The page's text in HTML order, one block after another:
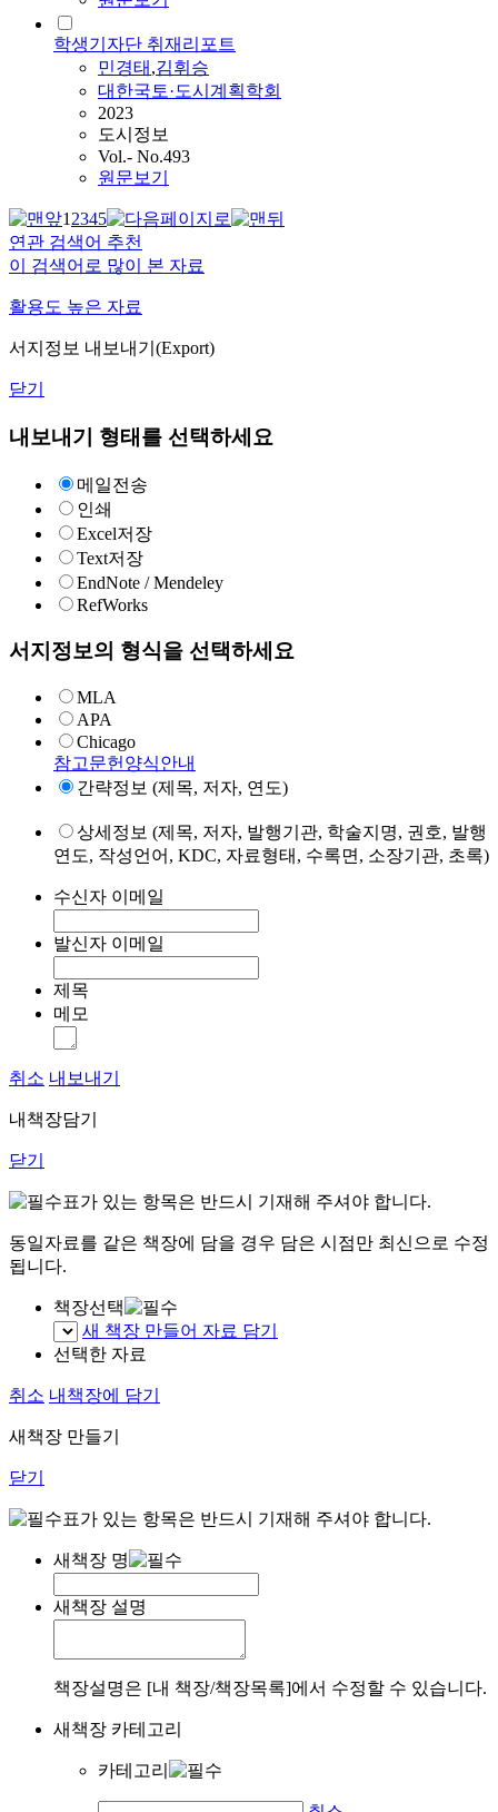
학생기자단 취재리포트
민경태 ,김휘승
대한국토·도시계획학회
2023
도시정보
Vol.- No.493
원문보기
12345
연관 검색어 추천
이 검색어로 많이 본 자료
활용도 높은 자료
서지정보 내보내기(Export)
닫기
내보내기 형태를 선택하세요
메일전송
인쇄
Excel저장
Text저장
EndNote / Mendeley
RefWorks
서지정보의 형식을 선택하세요
MLA
APA
Chicago
참고문헌양식안내
간략정보 (제목, 저자, 연도)
상세정보 (제목, 저자, 발행기관, 학술지명, 권호, 발행
연도, 작성언어, KDC, 자료형태, 수록면, 소장기관, 초록)
수신자 이메일
발신자 이메일
제목
메모
취소 내보내기
내책장담기
닫기
표가 있는 항목은 반드시 기재해 주셔야 합니다.
동일자료를 같은 책장에 담을 경우 담은 시점만 최신으로 수정
됩니다.
책장선택
새 책장 만들어 자료 담기
선택한 자료
취소 내책장에 담기
새책장 만들기
닫기
표가 있는 항목은 반드시 기재해 주셔야 합니다.
새책장 명
새책장 설명
책장설명은 [내 책장/책장목록]에서 수정할 수 있습니다.
새책장 카테고리
카테고리